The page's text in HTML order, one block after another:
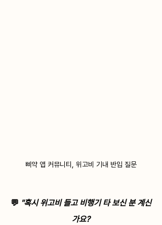
삐약 앱 커뮤니티, 위고비 기내 반입 질문
💬 "혹시 위고비 들고 비행기 타 보신 분 계신
가요?